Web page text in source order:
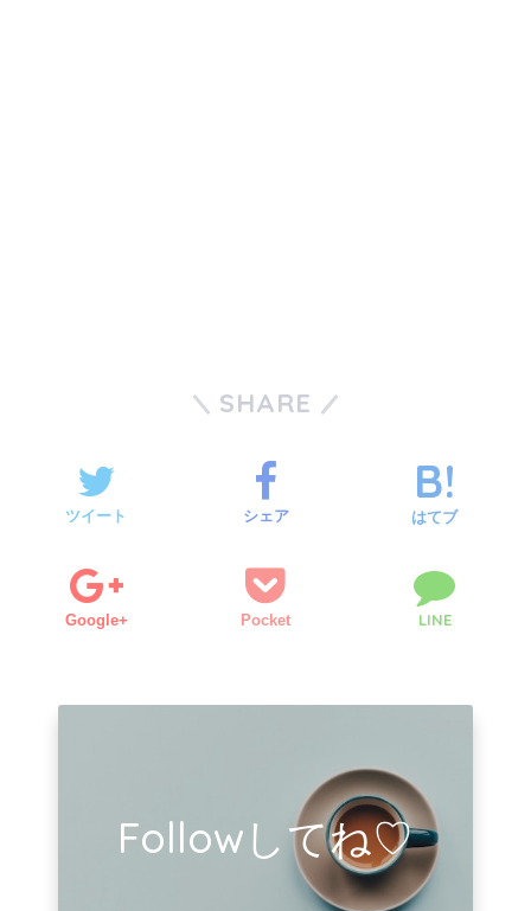
SHARE
ツイート シェア はてブ
Google+ Pocket LINE
Followしてね♡